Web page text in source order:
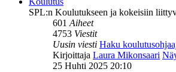
SPL:n Koulutukseen ja kokeisiin
601Aiheet
4753 Viestit
Uusin viesti Haku
Kirjoittaja Laura Mikonsaari
25 Huhti 2025 20:10